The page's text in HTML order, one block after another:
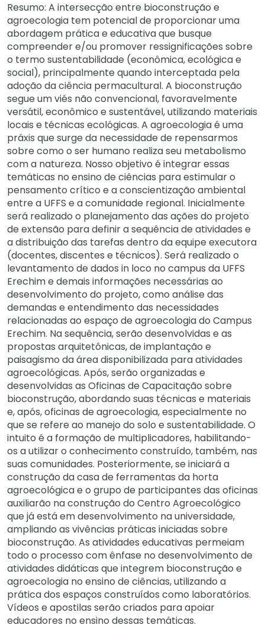
Resumo: A intersecção entre bioconstrução e
agroecologia tem potencial de proporcionar uma
abordagem prática e educativa que busque
compreender e/ou promover ressignificações sobre
o termo sustentabilidade (econômica, ecológica e
social), principalmente quando interceptada pela
adoção da ciência permacultural. A bioconstrução
segue um viés não convencional, favoravelmente
versátil, econômico e sustentável, utilizando materiais
locais e técnicas ecológicas. A agroecologia é uma
práxis que surge da necessidade de repensarmos
sobre como o ser humano realiza seu metabolismo
com a natureza. Nosso objetivo é integrar essas
temáticas no ensino de ciências para estimular o
pensamento crítico e a conscientização ambiental
entre a UFFS e a comunidade regional. Inicialmente
será realizado o planejamento das ações do projeto
de extensão para definir a sequência de atividades e
a distribuição das tarefas dentro da equipe executora
(docentes, discentes e técnicos). Será realizado o
levantamento de dados in loco no campus da UFFS
Erechim e demais informações necessárias ao
desenvolvimento do projeto, como análise das
demandas e entendimento das necessidades
relacionadas ao espaço de agroecologia do Campus
Erechim. Na sequência, serão desenvolvidas e as
propostas arquitetônicas, de implantação e
paisagismo da área disponibilizada para atividades
agroecológicas. Após, serão organizadas e
desenvolvidas as Oficinas de Capacitação sobre
bioconstrução, abordando suas técnicas e materiais
e, após, oficinas de agroecologia, especialmente no
que se refere ao manejo do solo e sustentabilidade. O
intuito é a formação de multiplicadores, habilitando-
os a utilizar o conhecimento construído, também, nas
suas comunidades. Posteriormente, se iniciará a
construção da casa de ferramentas da horta
agroecológica e o grupo de participantes das oficinas
auxiliarão na construção do Centro Agroecológico
que já está em desenvolvimento na universidade,
ampliando as vivências práticas iniciadas sobre
bioconstrução. As atividades educativas permeiam
todo o processo com ênfase no desenvolvimento de
atividades didáticas que integrem bioconstrução e
agroecologia no ensino de ciências, utilizando a
prática dos espaços construídos como laboratórios.
Vídeos e apostilas serão criados para apoiar
educadores no ensino dessas temáticas.